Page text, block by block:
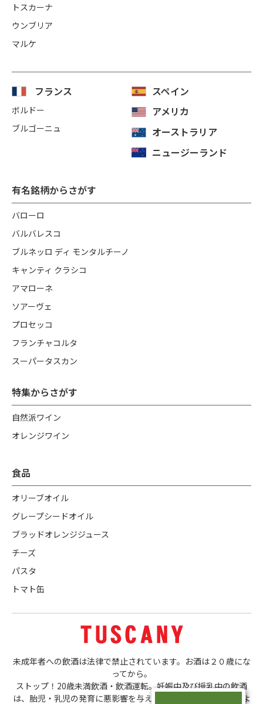
トスカーナ
ウンブリア
マルケ
フランス
ボルドー
ブルゴーニュ
スペイン
アメリカ
オーストラリア
ニュージーランド
有名銘柄からさがす
バローロ
バルバレスコ
ブルネッロ ディ モンタルチーノ
キャンティ クラシコ
アマローネ
ソアーヴェ
プロセッコ
フランチャコルタ
スーパータスカン
特集からさがす
自然派ワイン
オレンジワイン
食品
オリーブオイル
グレープシードオイル
ブラッドオレンジジュース
チーズ
パスタ
トマト缶
未成年者への飲酒は法律で禁止されています。お酒は２０歳にな
ってから。
ストップ！20歳未満飲酒・飲酒運転。妊娠中及び授乳中の飲酒
は、胎児・乳児の発育に悪影響を与える恐れがあります。ほどよ